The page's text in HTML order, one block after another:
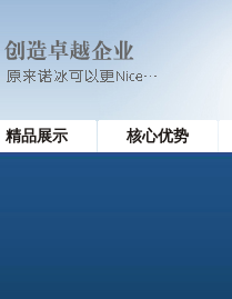
精品展示 核心优势